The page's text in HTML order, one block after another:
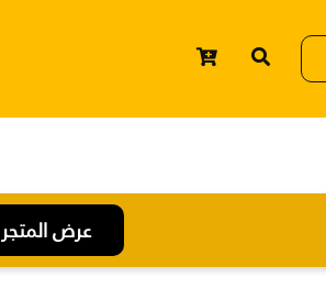
عرض المتجر